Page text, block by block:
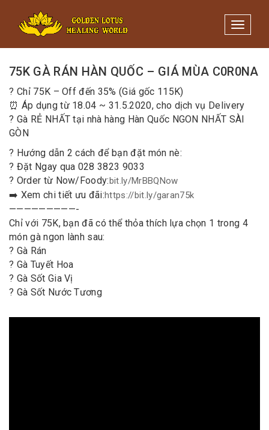
Toggle
21/04/2020 /
75K GÀ RÁN HÀN QUỐC – GIÁ MÙA C0R0NA
️? Chỉ 75K – Off đến 35% (Giá gốc 115K)
⏰ Áp dụng từ 18.04 ~ 31.5.2020, cho dịch vụ Delivery
️? Gà RẺ NHẤT tại nhà hàng Hàn Quốc NGON NHẤT SÀI
GÒN
? Hướng dẫn 2 cách để bạn đặt món nè:
? Đặt Ngay qua 028 3823 9033
? Order từ Now/Foody:bit.ly/MrBBQNow
➡️ Xem chi tiết ưu đãi:https://bit.ly/garan75k
—————————-
Chỉ với 75K, bạn đã có thể thỏa thích lựa chọn 1 trong 4
món gà ngon lành sau:
? Gà Rán
? Gà Tuyết Hoa
? Gà Sốt Gia Vị
? Gà Sốt Nước Tương
Minigame Tiktok cùng Golden
Lotus nhận thưởng đến 9tr đồng.
Xem thể lệ!